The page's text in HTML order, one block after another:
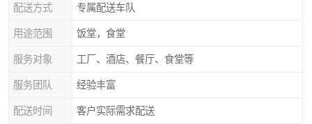
配送方式 专属配送车队
用途范围 饭堂，食堂
服务对象 工厂、酒店、餐厅、食堂等
服务团队 经验丰富
配送时间 客户实际需求配送